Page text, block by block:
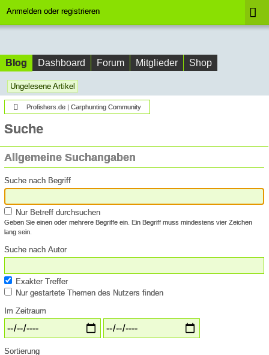
Anmelden oder registrieren
Blog Dashboard Forum Mitglieder Shop
Ungelesene Artikel
Profishers.de | Carphunting Community
Suche
Allgemeine Suchangaben
Suche nach Begriff
Nur Betreff durchsuchen
Geben Sie einen oder mehrere Begriffe ein. Ein Begriff muss mindestens vier Zeichen
lang sein.
Suche nach Autor
Exakter Treffer
Nur gestartete Themen des Nutzers finden
Im Zeitraum
Sortierung